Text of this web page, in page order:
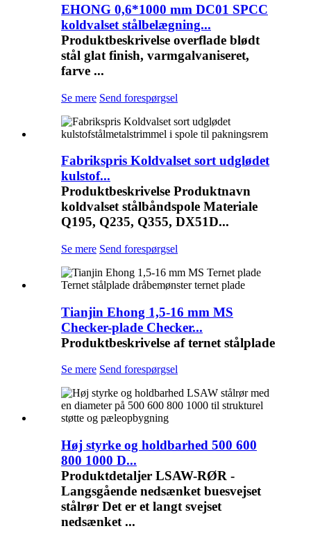
EHONG 0,6*1000 mm DC01 SPCC
koldvalset stålbelægning...
Produktbeskrivelse overflade blødt
stål glat finish, varmgalvaniseret,
farve ...
Se mere Send forespørgsel
Fabrikspris Koldvalset sort udglødet
kulstof...
Produktbeskrivelse Produktnavn
koldvalset stålbåndspole Materiale
Q195, Q235, Q355, DX51D...
Se mere Send forespørgsel
Tianjin Ehong 1,5-16 mm MS
Checker-plade Checker...
Produktbeskrivelse af ternet stålplade
Se mere Send forespørgsel
Høj styrke og holdbarhed 500 600
800 1000 D...
Produktdetaljer LSAW-RØR -
Langsgående nedsænket buesvejset
stålrør Det er et langt svejset
nedsænket ...